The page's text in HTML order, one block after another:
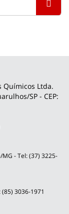
Químicos Ltda.
SP - CEP:
- Tel: (37) 3225-
(85) 3036-1971